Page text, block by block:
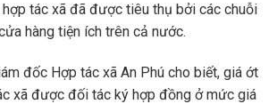
tác xã đã được tiêu thụ bởi các chuỗi
hàng tiện ích trên cả nước.
đốc Hợp tác xã An Phú cho biết, giá ớt
xã được đối tác ký hợp đồng ở mức giá